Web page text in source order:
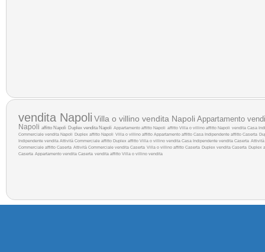
vendita Napoli Villa o villino vendita Napoli Appartamento
Napoli affitto Napoli Duplex vendita Napoli Appartamento affitto Napoli affitto Villa o villino affitto Napoli vendita Casa
Commerciale vendita Napoli
Duplex affitto Napoli Villa o villino affitto Appartamento affitto Casa Indipendente affitto Caserta
Indipendente vendita Attività Commerciale affitto Duplex affitto Villa o villino vendita Casa Indipendente vendita Caserta Attività
Commerciale affitto Caserta Attività Commerciale vendita Caserta Villa o villino affitto Caserta Duplex vendita Caserta Duplex
Caserta Appartamento vendita Caserta vendita affitto Villa o villino vendita